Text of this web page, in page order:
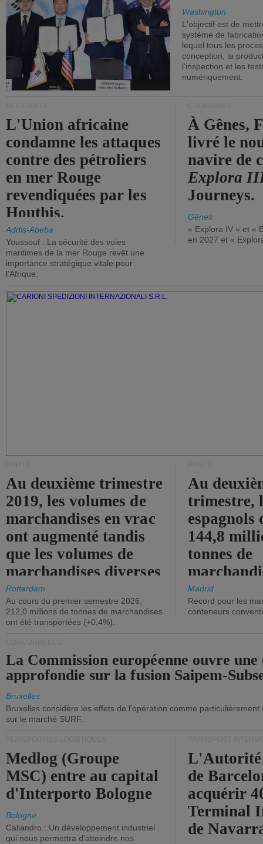
Washington
L'objectif est de
système de
lequel tous les
conception, la
l'inspection et les
numériquement.
L'Union africaine
condamne les attaques
contre des pétroliers
en mer Rouge
revendiquées par les
Houthis.
Addis-Abeba
Youssouf : La sécurité des voies
maritimes de la mer Rouge revêt une
importance stratégique vitale pour
l'Afrique.
À Gênes,
livré le
navire de
Explora
Journeys.
Gênes
« Explora IV » et «
en 2027 et «
Au deuxième trimestre
2019, les volumes de
marchandises en vrac
ont augmenté tandis
que les volumes de
marchandises diverses
ont diminué.
Rotterdam
Au cours du premier semestre 2026,
212,0 millions de tonnes de marchandises
ont été transportées (+0,4%).
Au
trimestre,
144,8
tonnes de
(+2,9%).
Madrid
Record pour les
conteneurs
La Commission européenne ouvre une
approfondie sur la fusion Saipem-
Bruxelles
Bruxelles considère les effets de l'opération comme
sur le marché SURF.
Medlog (Groupe
MSC) entre au capital
d'Interporto Bologne
Bologne
Caliandro : Un développement industriel
qui nous permettra d'atteindre nos
de
acquérir
Terminal
de